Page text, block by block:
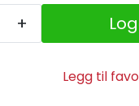
+
Legg til